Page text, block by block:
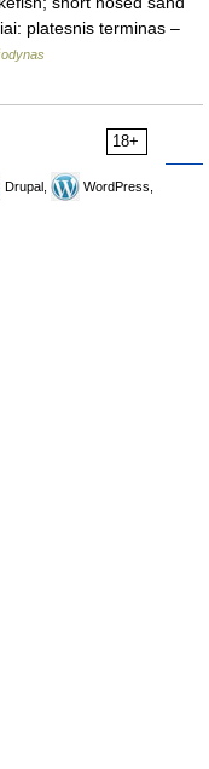
platesnis terminas –
18+
Drupal,
WordPress,